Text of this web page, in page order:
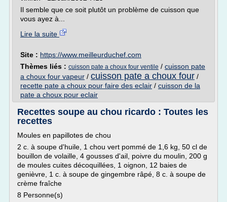
Il semble que ce soit plutôt un problème de cuisson que
vous ayez à...
Lire la suite
Site : https://www.meilleurduchef.com
Thèmes liés : cuisson pate a choux four ventile / cuisson pate
a choux four vapeur / cuisson pate a choux four /
recette pate a choux pour faire des eclair / cuisson de la
pate a choux pour eclair
Recettes soupe au chou ricardo : Toutes les
recettes
Moules en papillotes de chou
2 c. à soupe d'huile, 1 chou vert pommé de 1,6 kg, 50 cl de
bouillon de volaille, 4 gousses d'ail, poivre du moulin, 200 g
de moules cuites décoquillées, 1 oignon, 12 baies de
genièvre, 1 c. à soupe de gingembre râpé, 8 c. à soupe de
crème fraîche
8 Personne(s)